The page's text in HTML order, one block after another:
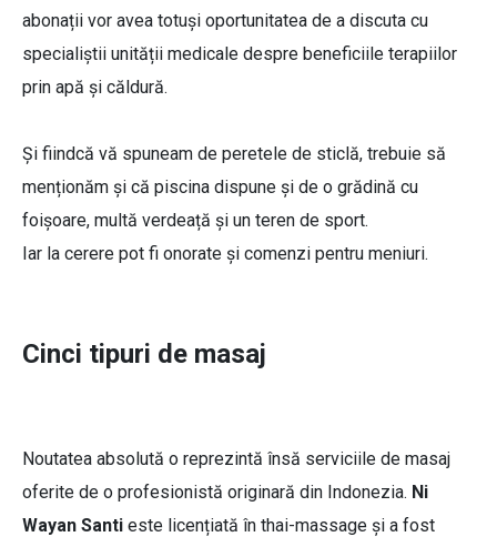
abonații vor avea totuși oportunitatea de a discuta cu
specialiștii unității medicale despre beneficiile terapiilor
prin apă și căldură.
Și fiindcă vă spuneam de peretele de sticlă, trebuie să
menționăm și că piscina dispune și de o grădină cu
foișoare, multă verdeață și un teren de sport.
Iar la cerere pot fi onorate și comenzi pentru meniuri.
Cinci tipuri de masaj
Noutatea absolută o reprezintă însă serviciile de masaj
oferite de o profesionistă originară din Indonezia. Ni
Wayan Santi este licențiată în thai-massage și a fost